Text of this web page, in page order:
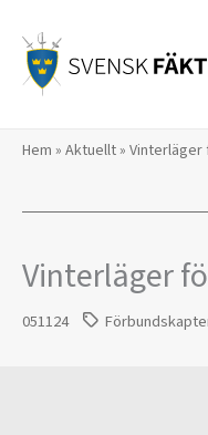
innehåll
Hem » Aktuellt» Vinterläger
Vinterläger
051124